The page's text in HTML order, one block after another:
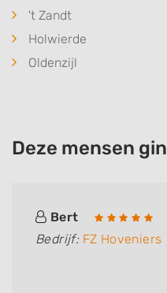
't Zandt
Holwierde
Oldenzijl
Deze mensen
Bert
Bedrijf: FZ Hoveniers